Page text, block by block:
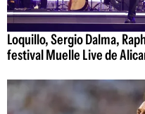
Loquillo, Sergio Dalma,
festival Muelle Live de